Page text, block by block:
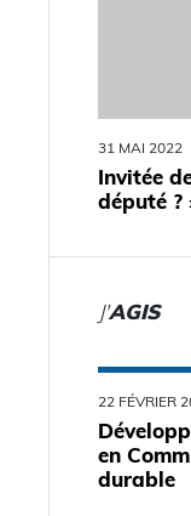
31 MAI 2022
Invitée
député ?
J'AGIS
22 FÉVRIER
en
durable